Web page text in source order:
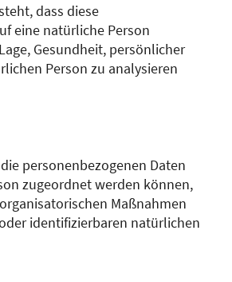
dass diese
eine natürliche Person
Gesundheit, persönlicher
Person zu analysieren
personenbezogenen Daten
zugeordnet werden können,
Maßnahmen
identifizierbaren natürlichen